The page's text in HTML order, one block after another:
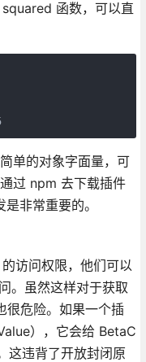
函数，可以直
单的对象字面量，可
过 npm 去下载插件
非常重要的。
访问权限，他们可以
。虽然这样对于获取
很危险。如果一个插
），它会给 BetaC
这违背了开放封闭原